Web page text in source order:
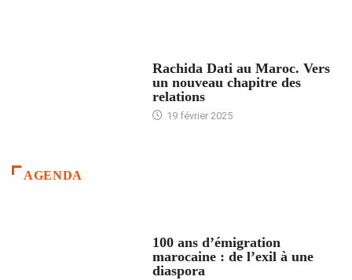
Rachida Dati au Maroc. Vers
un nouveau chapitre des
relations
19 février 2025
AGENDA
100 ans d’émigration
marocaine : de l’exil à une
diaspora